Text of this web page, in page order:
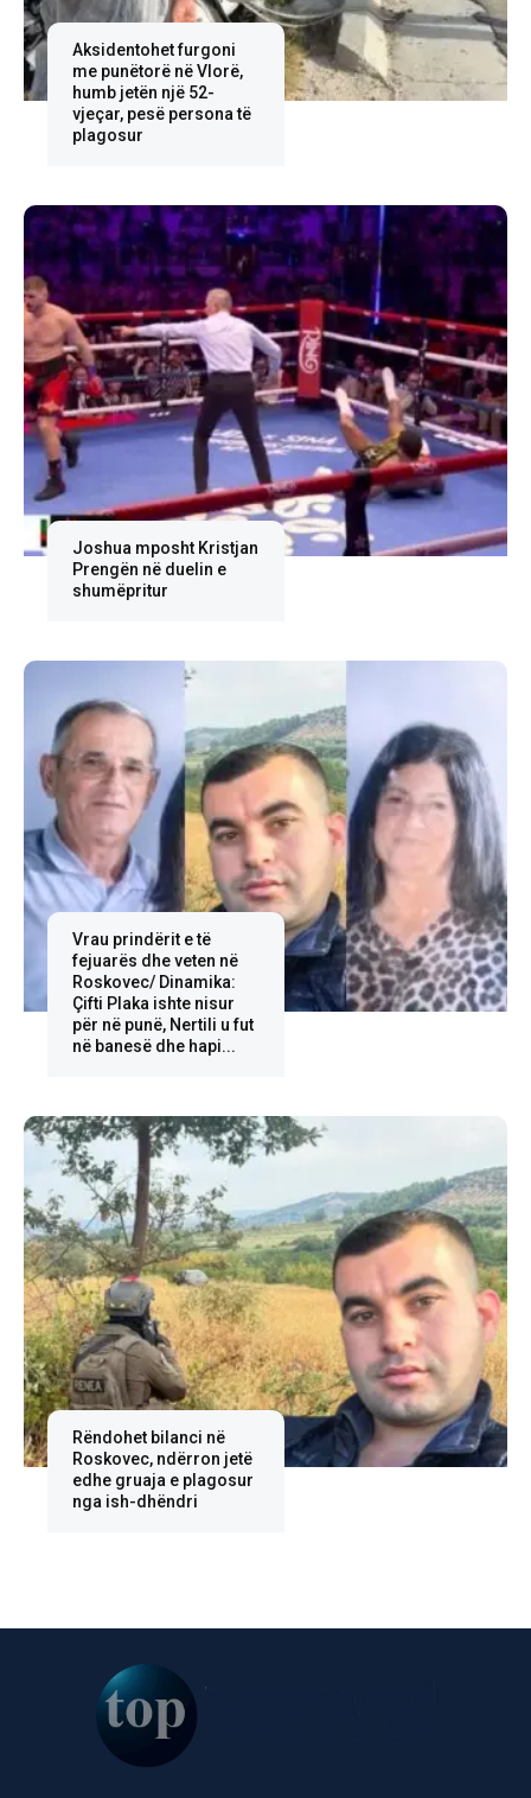
Aksidentohet furgoni
me punëtorë në Vlorë,
humb jetën një 52-
vjeçar, pesë persona të
plagosur
Joshua mposht Kristjan
Prengën në duelin e
shumëpritur
Vrau prindërit e të
fejuarës dhe veten në
Roskovec/ Dinamika:
Çifti Plaka ishte nisur
për në punë, Nertili u fut
në banesë dhe hapi...
Rëndohet bilanci në
Roskovec, ndërron jetë
edhe gruaja e plagosur
nga ish-dhëndri